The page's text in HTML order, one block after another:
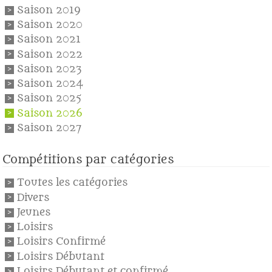
Saison 2019
Saison 2020
Saison 2021
Saison 2022
Saison 2023
Saison 2024
Saison 2025
Saison 2026
Saison 2027
Compétitions par catégories
Toutes les catégories
Divers
Jeunes
Loisirs
Loisirs Confirmé
Loisirs Débutant